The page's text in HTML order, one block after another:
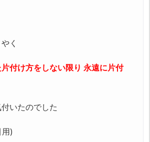
く
片付け方をしない限り 永遠に片付
いたのでした
)